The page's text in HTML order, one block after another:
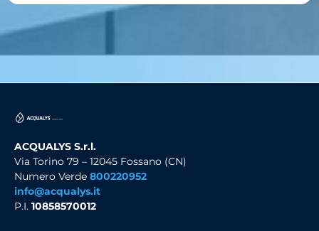
ACQUALYS S.r.l.
Via Torino 79 – 12045 Fossano (CN)
Numero Verde 800220952
info@acqualys.it
P.I. 10858570012